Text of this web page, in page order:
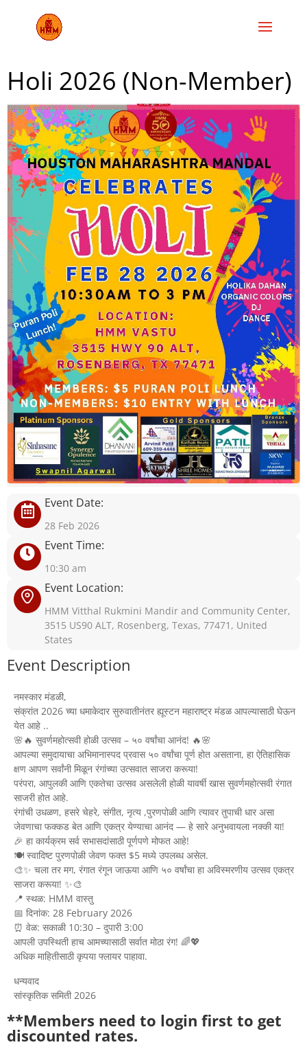
Holi 2026 (Non-Member)
Event Date:
28 Feb 2026
Event Time:
10:30 am
Event Location:
HMM Vitthal Rukmini Mandir and Community Center,
3515 US90 ALT, Rosenberg, Texas, 77471, United
States
Event Description
नमस्कार मंडळी,
संक्रांत 2026 च्या धमाकेदार सुरुवातीनंतर ह्यूस्टन महाराष्ट्र मंडळ आपल्यासाठी घेऊन
येत आहे ..
🌸🔥 सुवर्णमहोत्सवी होळी उत्सव – ५० वर्षांचा आनंद! 🔥🌸
आपल्या समुदायाचा अभिमानास्पद प्रवास ५० वर्षांचा पूर्ण होत असताना, हा ऐतिहासिक
क्षण आपण सर्वांनी मिळून रंगांच्या उत्सवात साजरा करूया!
परंपरा, आपुलकी आणि एकतेचा उत्सव असलेली होळी यावर्षी खास सुवर्णमहोत्सवी रंगात
साजरी होत आहे.
रंगांची उधळण, हसरे चेहरे, संगीत, नृत्य ,पुरणपोळी आणि त्यावर तुपाची धार असा
जेवणाचा फक्कड बेत आणि एकत्र येण्याचा आनंद — हे सारे अनुभवायला नक्की या!
🎉 हा कार्यक्रम सर्व सभासदांसाठी पूर्णपणे मोफत आहे!
🍽️ स्वादिष्ट पुरणपोळी जेवण फक्त $5 मध्ये उपलब्ध असेल.
🎨✨ चला तर मग, रंगात रंगून जाऊया आणि ५० वर्षांचा हा अविस्मरणीय उत्सव एकत्र
साजरा करूया! ✨🎨
📍 स्थळ: HMM वास्तु
📅 दिनांक: 28 February 2026
⏰ वेळ: सकाळी 10:30 – दुपारी 3:00
आपली उपस्थिती हाच आमच्यासाठी सर्वात मोठा रंग! 🌈💖
अधिक माहितीसाठी कृपया फ्लायर पाहावा.
धन्यवाद
सांस्कृतिक समिती 2026
**Members need to login first to get
discounted rates.